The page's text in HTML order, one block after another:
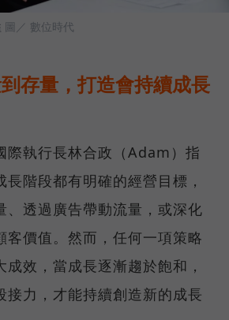
圖／ 數位時代
存量，打造會持續成長
際執行長林合政（Adam）指
階段都有明確的經營目標，
、透過廣告帶動流量，或深化
客價值。然而，任何一項策略
效，當成長逐漸趨於飽和，
接力，才能持續創造新的成長